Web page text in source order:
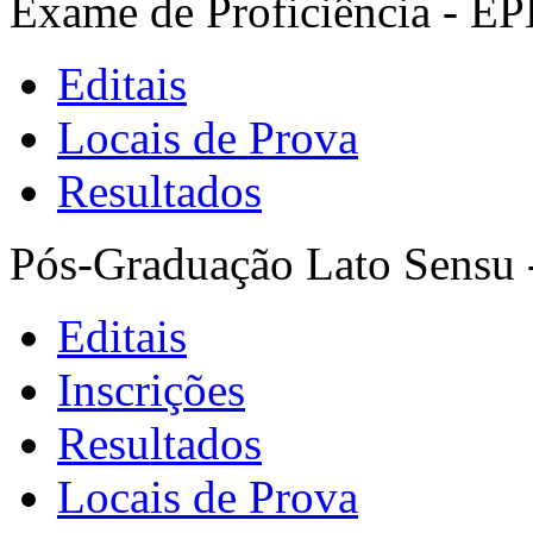
Exame de Proficiência -
Editais
Locais de Prova
Resultados
Pós-Graduação Lato
Editais
Inscrições
Resultados
Locais de Prova